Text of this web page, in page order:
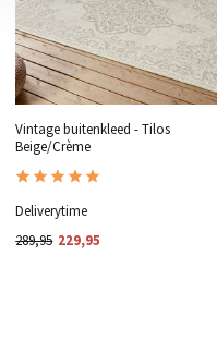
Vintage buitenkleed - Tilos
Beige/Crème
Deliverytime
289,95 229,95